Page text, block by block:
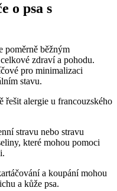
o psa s
poměrně běžným
zdraví a pohodu.
pro minimalizaci
stavu.
alergie u francouzského
stravu nebo stravu
které mohou pomoci
a koupání mohou
a kůže psa.